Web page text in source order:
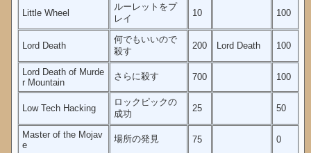
Little Wheel
ルーレットをプ
レイ
10 100
Lord Death
何でもいいので
殺す
200 Lord Death 100
Lord Death of Murde
r Mountain
さらに殺す 700 100
Low Tech Hacking
ロックピックの
成功
25 50
Master of the Mojav
e
場所の発見 75 0